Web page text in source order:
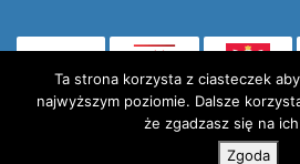
(otwiera się w
X (Twitter)
Ta strona korzysta z ciasteczek
najwyższym poziomie. Dalsze
że zgadzasz się na
Zgoda